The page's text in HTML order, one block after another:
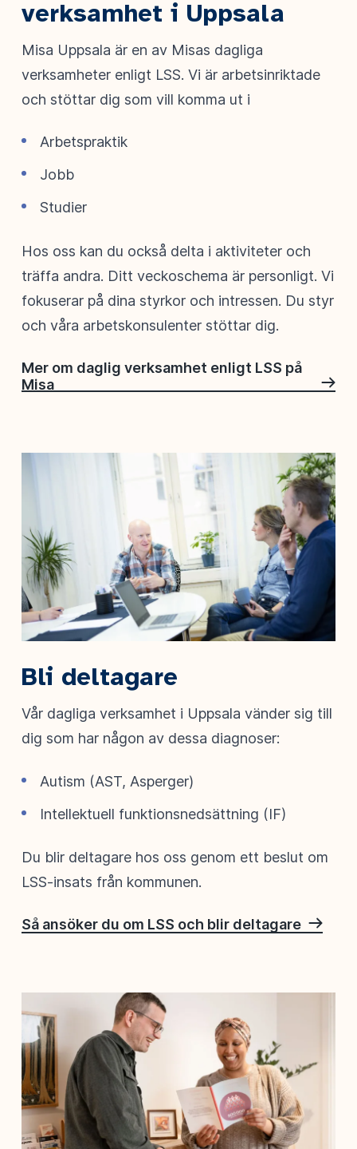
verksamhet i Uppsala
Misa Uppsala är en av Misas dagliga
verksamheter enligt LSS. Vi är arbetsinriktade
och stöttar dig som vill komma ut i
Arbetspraktik
Jobb
Studier
Hos oss kan du också delta i aktiviteter och
träffa andra. Ditt veckoschema är personligt. Vi
fokuserar på dina styrkor och intressen. Du styr
och våra arbetskonsulenter stöttar dig.
Mer om daglig verksamhet enligt LSS på
Misa
Bli deltagare
Vår dagliga verksamhet i Uppsala vänder sig till
dig som har någon av dessa diagnoser:
Autism (AST, Asperger)
Intellektuell funktionsnedsättning (IF)
Du blir deltagare hos oss genom ett beslut om
LSS-insats från kommunen.
Så ansöker du om LSS och blir deltagare